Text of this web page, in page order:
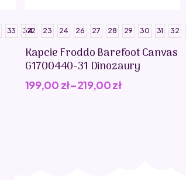
33
34
22 23 24 26 27 28 29 30 31 32
Kapcie Froddo Barefoot Canvas
G1700440-31 Dinozaury
199,00 zł–219,00zł